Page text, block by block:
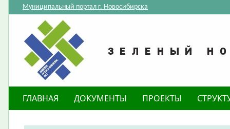
Муниципальный портал г. Новосибирска
ГЛАВНАЯ ДОКУМЕНТЫ ПРОЕКТЫ